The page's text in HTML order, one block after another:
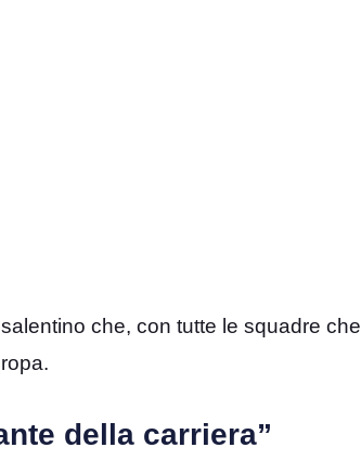
che, con tutte le squadre che
della carriera”